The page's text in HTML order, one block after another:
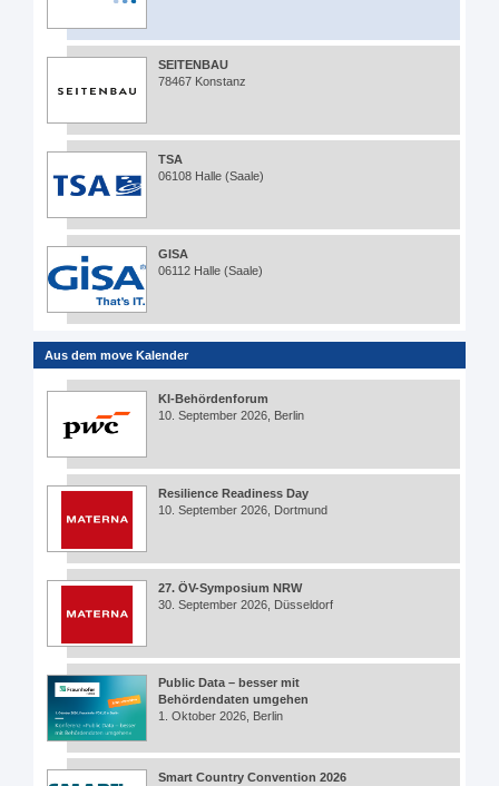
SEITENBAU
78467 Konstanz
TSA
06108 Halle (Saale)
GISA
06112 Halle (Saale)
Aus dem move Kalender
KI-Behördenforum
10. September 2026, Berlin
Resilience Readiness Day
10. September 2026, Dortmund
27. ÖV-Symposium NRW
30. September 2026, Düsseldorf
Public Data – besser mit
Behördendaten umgehen
1. Oktober 2026, Berlin
Smart Country Convention 2026